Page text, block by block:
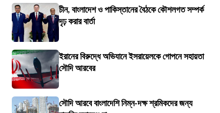
চীন, বাংলাদেশ ও পাকিস্তানের বৈঠকে কৌশলগত সম্পর্ক
দৃঢ় করার বার্তা
ইরানের বিরুদ্ধে অভিযানে ইসরায়েলকে গোপনে সহায়তা
সৌদি আরবের
সৌদি আরবে বাংলাদেশি নিম্ন-দক্ষ শ্রমিকদের জন্য